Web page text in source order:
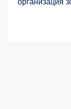
организация